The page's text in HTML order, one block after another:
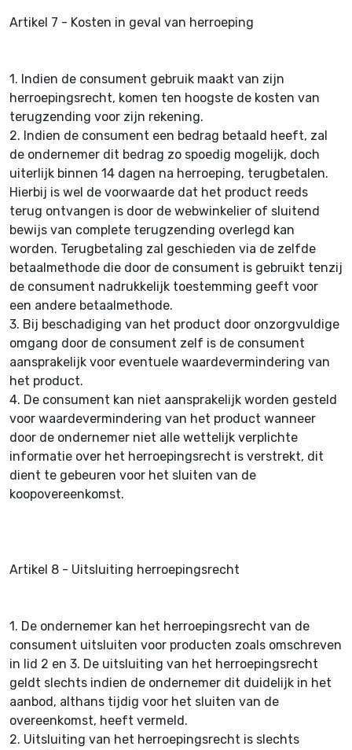
Artikel 7 - Kosten in geval van herroeping
1. Indien de consument gebruik maakt van zijn
herroepingsrecht, komen ten hoogste de kosten van
terugzending voor zijn rekening.
2. Indien de consument een bedrag betaald heeft, zal
de ondernemer dit bedrag zo spoedig mogelijk, doch
uiterlijk binnen 14 dagen na herroeping, terugbetalen.
Hierbij is wel de voorwaarde dat het product reeds
terug ontvangen is door de webwinkelier of sluitend
bewijs van complete terugzending overlegd kan
worden. Terugbetaling zal geschieden via de zelfde
betaalmethode die door de consument is gebruikt tenzij
de consument nadrukkelijk toestemming geeft voor
een andere betaalmethode.
3. Bij beschadiging van het product door onzorgvuldige
omgang door de consument zelf is de consument
aansprakelijk voor eventuele waardevermindering van
het product.
4. De consument kan niet aansprakelijk worden gesteld
voor waardevermindering van het product wanneer
door de ondernemer niet alle wettelijk verplichte
informatie over het herroepingsrecht is verstrekt, dit
dient te gebeuren voor het sluiten van de
koopovereenkomst.
Artikel 8 - Uitsluiting herroepingsrecht
1. De ondernemer kan het herroepingsrecht van de
consument uitsluiten voor producten zoals omschreven
in lid 2 en 3. De uitsluiting van het herroepingsrecht
geldt slechts indien de ondernemer dit duidelijk in het
aanbod, althans tijdig voor het sluiten van de
overeenkomst, heeft vermeld.
2. Uitsluiting van het herroepingsrecht is slechts